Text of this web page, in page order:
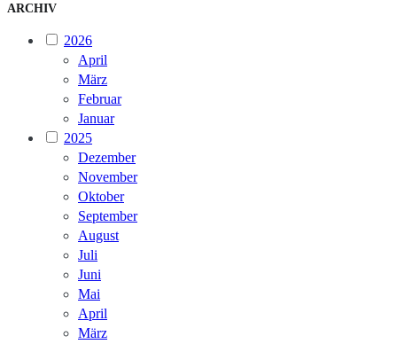
ARCHIV
2026
April
März
Februar
Januar
2025
Dezember
November
Oktober
September
August
Juli
Juni
Mai
April
März